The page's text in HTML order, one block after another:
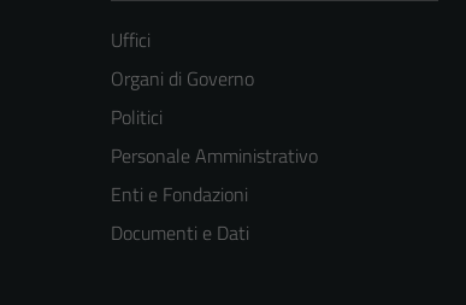
Uffici
Organi di Governo
Politici
Personale Amministrativo
Enti e Fondazioni
Documenti e Dati